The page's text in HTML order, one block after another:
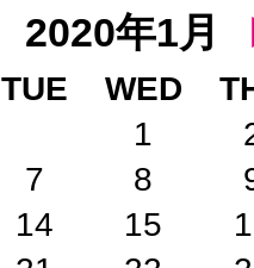
2020年1月
TUE WED
1
7 8
14 15